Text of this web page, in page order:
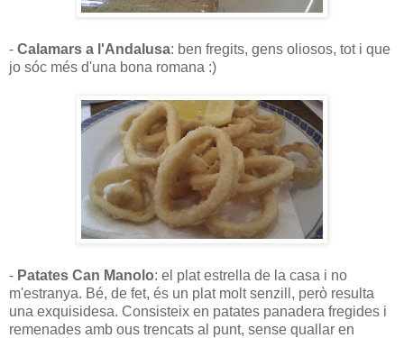
- Calamars a l'Andalusa: ben fregits, gens oliosos, tot i que
jo sóc més d'una bona romana :)
- Patates Can Manolo: el plat estrella de la casa i no
m'estranya. Bé, de fet, és un plat molt senzill, però resulta
una exquisidesa. Consisteix en patates panadera fregides i
remenades amb ous trencats al punt, sense quallar en